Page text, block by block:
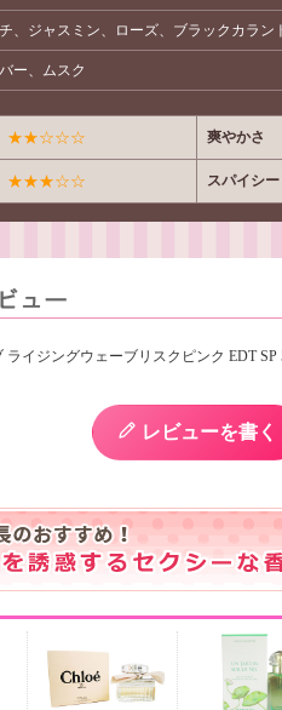
、ジャスミン、ローズ、ブラックカラン
ー、ムスク
★★☆☆☆ 爽やかさ
★★★☆☆ スパイシー
ライジングウェーブリスクピンク EDT
レビューを書く